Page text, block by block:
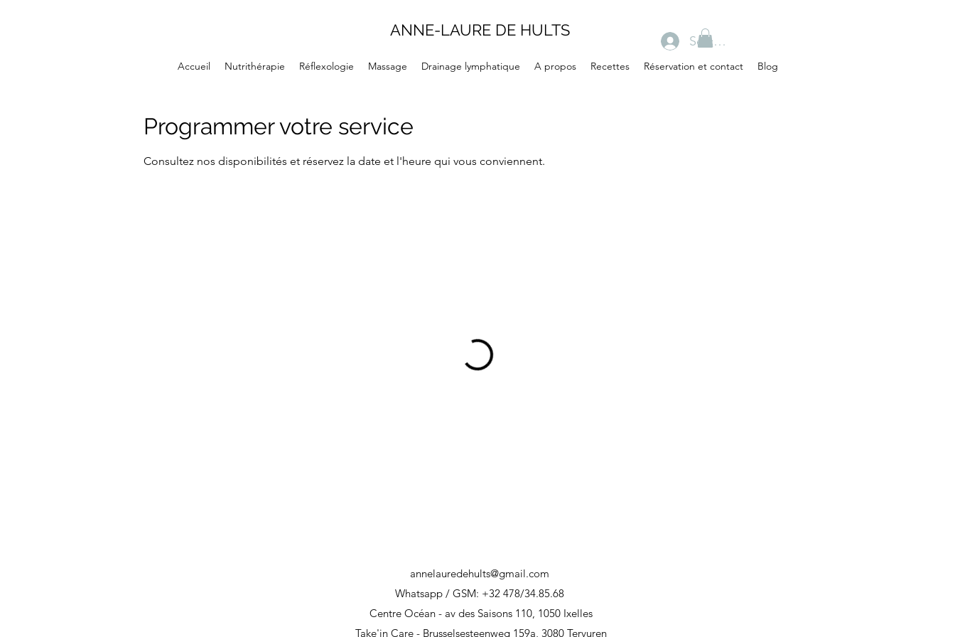
ANNE-LAURE DE HULTS
Accueil Nutrithérapie Réflexologie Massage Drainage lymphatique A propos Recettes Réservation et contact Blog
Se connecter
Programmer votre service
Consultez nos disponibilités et réservez la date et l'heure qui vous conviennent.
annelauredehults@gmail.com
Whatsapp / GSM: +32 478/34.85.68
Centre Océan - av des Saisons 110, 1050 Ixelles
Take'in Care - Brusselsesteenweg 159a, 3080 Tervuren